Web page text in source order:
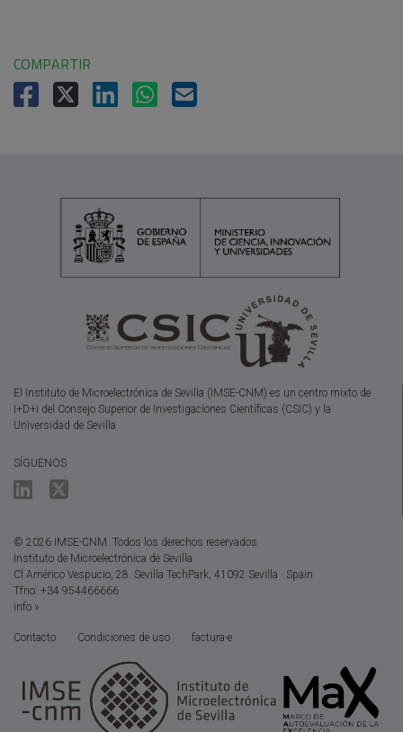
COMPARTIR
El Instituto de Microelectrónica de Sevilla (IMSE-CNM) es un centro mixto de
I+D+i del Consejo Superior de Investigaciones Científicas (CSIC) y la
Universidad de Sevilla
SÍGUENOS
© 2026 IMSE-CNM. Todos los derechos reservados
Instituto de Microelectrónica de Sevilla
Cl Américo Vespucio, 28. Sevilla TechPark, 41092 Sevilla · Spain
Tfno: +34 954466666
info »
Contacto Condiciones de uso factura-e